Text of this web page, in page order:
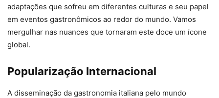
adaptações que sofreu em diferentes culturas e seu papel
em eventos gastronômicos ao redor do mundo. Vamos
mergulhar nas nuances que tornaram este doce um ícone
global.
Popularização Internacional
A disseminação da gastronomia italiana pelo mundo